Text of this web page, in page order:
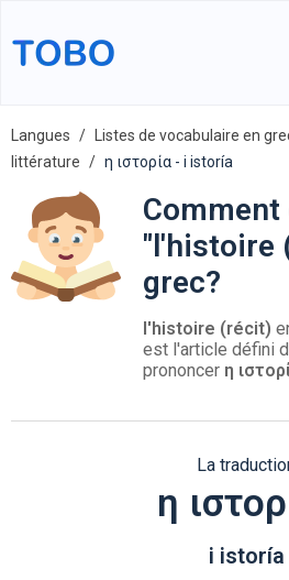
Langues Listes de vocabulaire en
littérature
η ιστορία - i istoría
Comment
"l'histoire
grec?
l'histoire (récit)
est l'article défini
prononcer η
La
η
i istoría